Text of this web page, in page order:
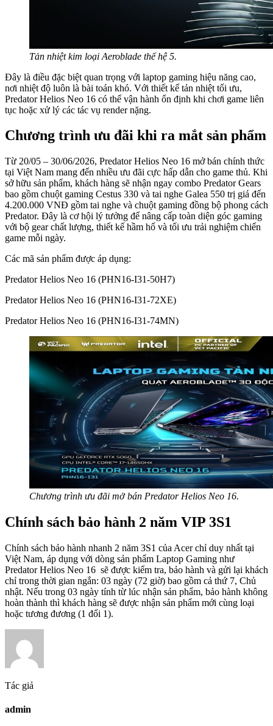
Tản nhiệt kim loại Aeroblade thế hệ 5.
Đây là điều đặc biệt quan trọng với laptop gaming hiệu năng cao,
nơi nhiệt độ luôn là bài toán khó. Với thiết kế tản nhiệt tối ưu,
Predator Helios Neo 16 có thể vận hành ổn định khi chơi game liên
tục hoặc xử lý các tác vụ render nặng.
Chương trình ưu đãi khi ra mắt sản phẩm
Từ 20/05 – 30/06/2026, Predator Helios Neo 16 mở bán chính thức
tại Việt Nam mang đến nhiều ưu đãi cực hấp dẫn cho game thủ. Khi
sở hữu sản phẩm, khách hàng sẽ nhận ngay combo Predator Gears
bao gồm chuột gaming Cestus 330 và tai nghe Galea 550 trị giá đến
4.200.000 VNĐ gồm tai nghe và chuột gaming đồng bộ phong cách
Predator. Đây là cơ hội lý tưởng để nâng cấp toàn diện góc gaming
với bộ gear chất lượng, thiết kế hầm hố và tối ưu trải nghiệm chiến
game mỗi ngày.
Các mã sản phẩm được áp dụng:
Predator Helios Neo 16 (PHN16-I31-50H7)
Predator Helios Neo 16 (PHN16-I31-72XE)
Predator Helios Neo 16 (PHN16-I31-74MN)
Chương trình ưu đãi mở bán Predator Helios Neo 16.
Chính sách bảo hành 2 năm VIP 3S1
Chính sách bảo hành nhanh 2 năm 3S1 của Acer chỉ duy nhất tại
Việt Nam, áp dụng với dòng sản phẩm Laptop Gaming như
Predator Helios Neo 16 sẽ được kiểm tra, bảo hành và gửi lại khách
chỉ trong thời gian ngắn: 03 ngày (72 giờ) bao gồm cả thứ 7, Chủ
nhật. Nếu trong 03 ngày tính từ lúc nhận sản phẩm, bảo hành không
hoàn thành thì khách hàng sẽ được nhận sản phẩm mới cùng loại
hoặc tương đương (1 đổi 1).
Tác giả
admin